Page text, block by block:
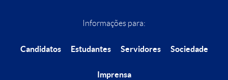
Informações para:
Candidatos Estudantes Servidores Sociedade
Imprensa